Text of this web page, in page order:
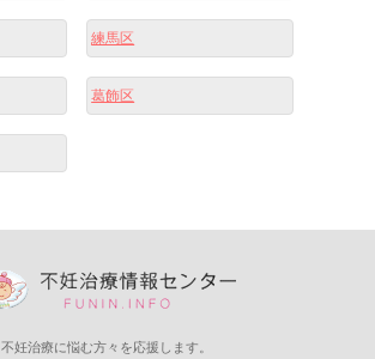
練馬区
葛飾区
不妊治療に悩む方々を応援します。